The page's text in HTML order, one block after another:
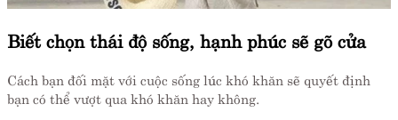
Biết chọn thái độ sống, hạnh phúc sẽ gõ cửa
Cách bạn đối mặt với cuộc sống lúc khó khăn sẽ quyết định
bạn có thể vượt qua khó khăn hay không.